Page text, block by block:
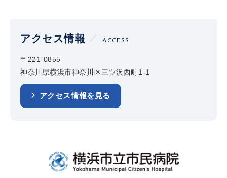
アクセス情報 ACCESS
〒221-0855
神奈川県横浜市神奈川区三ツ沢西町1-1
アクセス情報を見る